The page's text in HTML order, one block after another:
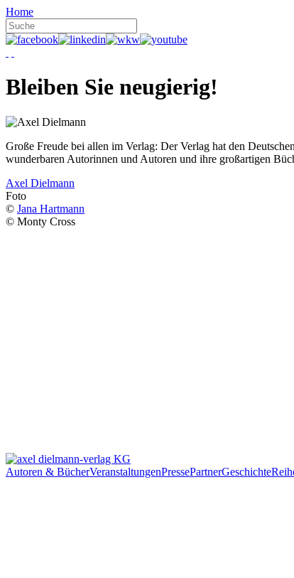
Home
Bleiben Sie neugierig!
Große Freude bei allen im Verlag: Der Verlag hat den
wunderbaren Autorinnen und Autoren und ihre großartigen
Axel Dielmann
Foto
© Jana Hartmann
© Monty Cross
Autoren & BücherVeranstaltungenPressePartnerGeschichte